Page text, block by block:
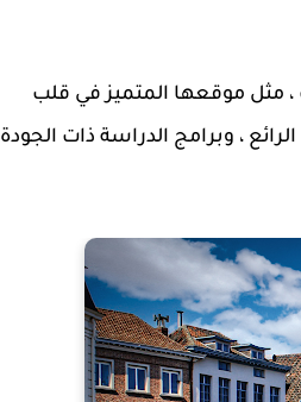
، مثل موقعها المتميز في قلب
، وبرامج الدراسة ذات الجودة